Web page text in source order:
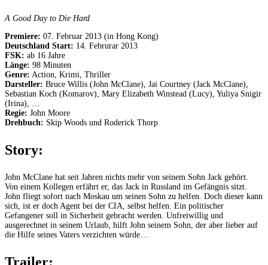
A Good Day to Die Hard
Premiere: 07. Februar 2013 (in Hong Kong)
Deutschland Start: 14. Februrar 2013
FSK: ab 16 Jahre
Länge: 98 Minuten
Genre: Action, Krimi, Thriller
Darsteller: Bruce Willis (John McClane), Jai Courtney (Jack McClane),
Sebastian Koch (Komarov), Mary Elizabeth Winstead (Lucy), Yuliya Snigir
(Irina), …
Regie: John Moore
Drehbuch: Skip Woods und Roderick Thorp
Story:
John McClane hat seit Jahren nichts mehr von seinem Sohn Jack gehört.
Von einem Kollegen erfährt er, das Jack in Russland im Gefängnis sitzt.
John fliegt sofort nach Moskau um seinen Sohn zu helfen. Doch dieser kann
sich, ist er doch Agent bei der CIA, selbst helfen. Ein politischer
Gefangener soll in Sicherheit gebracht werden. Unfreiwillig und
ausgerechnet in seinem Urlaub, hilft John seinem Sohn, der aber lieber auf
die Hilfe seines Vaters verzichten würde…
Trailer: